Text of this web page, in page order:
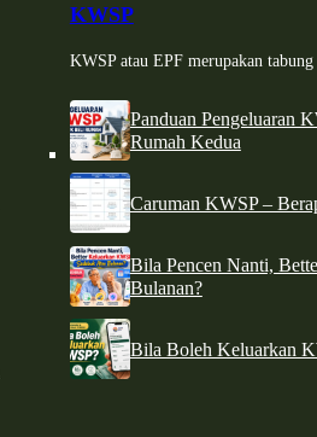
KWSP
KWSP atau EPF merupakan
Panduan Pengeluaran
Rumah Kedua
Caruman KWSP –
Bila Pencen Nanti,
Bulanan?
Bila Boleh Keluarkan